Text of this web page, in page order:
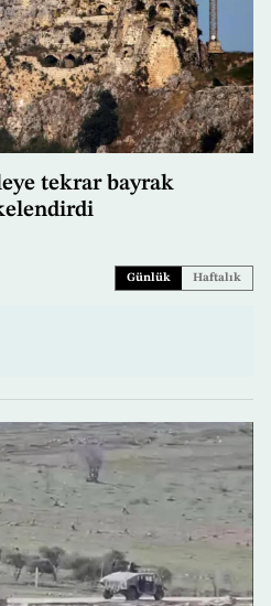
tekrar bayrak
Günlük Haftalık